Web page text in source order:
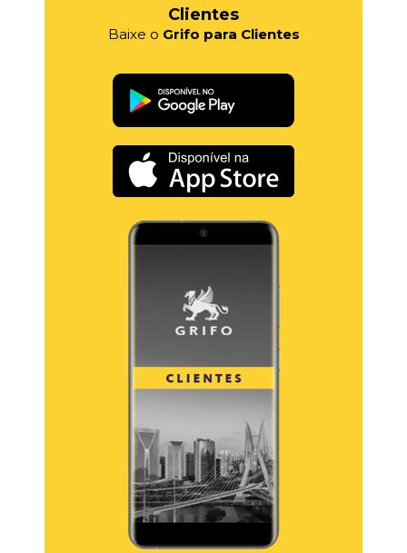
Clientes
Baixe o Grifo para Clientes